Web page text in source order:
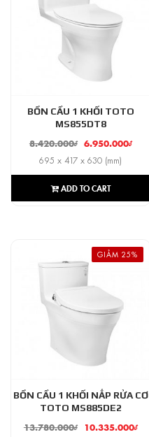
BỒN CẦU 1 KHỐI TOTO
MS855DT8
8.420.000₫ 6.950.000₫
695 x 417 x 630 (mm)
ADD TO CART
GIẢM 25%
BỒN CẦU 1 KHỐI NẮP RỬA CƠ
TOTO MS885DE2
13.780.000₫ 10.335.000₫